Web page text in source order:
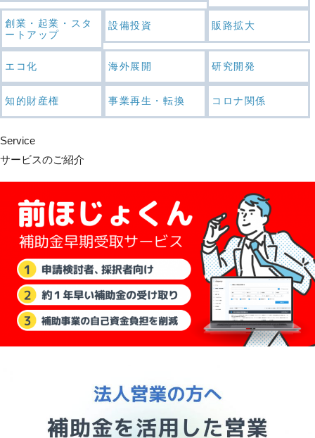
創業・起業・スタ
ートアップ
設備投資 販路拡大
エコ化 海外展開 研究開発
知的財産権 事業再生・転換 コロナ関係
Service
サービスのご紹介